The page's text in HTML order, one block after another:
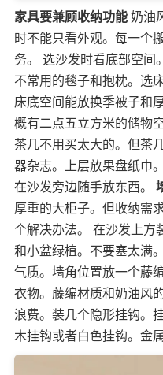
家具要兼顾收纳功能 奶油
时不能只看外观。每一个
务。 选沙发时看底部空间
不常用的毯子和抱枕。选
床底空间能放换季被子和
概有二点五立方米的储物
茶几不用买太大的。但茶
器杂志。上层放果盘纸巾
在沙发旁边随手放东西。
厚重的大柜子。但收纳需
个解决办法。 在沙发上方
和小盆绿植。不要塞太满
气质。墙角位置放一个藤
衣物。藤编材质和奶油风
浪费。装几个隐形挂钩。
木挂钩或者白色挂钩。金